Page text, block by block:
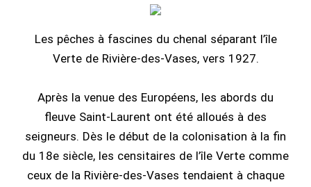
Les pêches à fascines du chenal séparant l’île
Verte de Rivière-des-Vases, vers 1927.
Après la venue des Européens, les abords du
fleuve Saint-Laurent ont été alloués à des
seigneurs. Dès le début de la colonisation à la fin
du 18e siècle, les censitaires de l’île Verte comme
ceux de la Rivière-des-Vases tendaient à chaque